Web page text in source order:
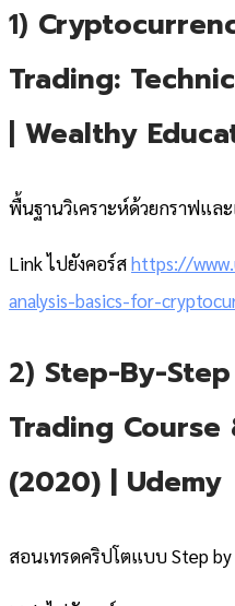
1)
Trading:
Wealthy
พื้นฐานวิเคราะห์ด้วยกราฟแล
Link ไปยังคอร์สhttps://
analysis-basics-for-
2) Step-By-
Trading
(2020)
| Udemy
สอนเทรดคริปโตแบบ Step